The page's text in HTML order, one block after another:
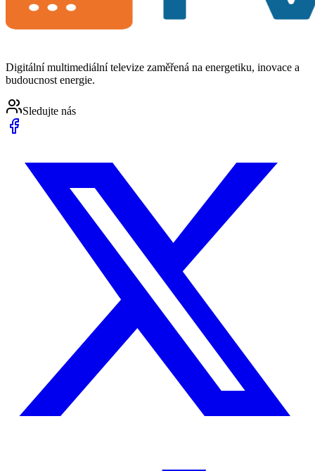
Digitální multimediální televize zaměřená na energetiku, inovace a
budoucnost energie.
Sledujte nás